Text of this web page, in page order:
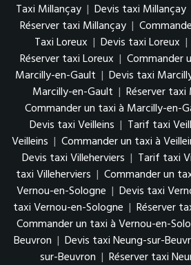
Taxi Millançay | Devis taxi Millançay
Réserver taxi Millançay |
Taxi Loreux | Devis taxi Loreux |
Réserver taxi Loreux | Commander
Marcilly-en-Gault | Devis taxi
Marcilly-en-Gault | Réserver
Commander un taxi à Marcilly-en-
Devis taxi Veilleins | Tarif taxi
Veilleins | Commander un taxi à
Devis taxi Villeherviers | Tarif taxi
taxi Villeherviers | Commander un
Vernou-en-Sologne | Devis taxi
taxi Vernou-en-Sologne | Réserver
Commander un taxi à Vernou-en-
Beuvron | Devis taxi Neung-sur-
sur-Beuvron | Réserver taxi